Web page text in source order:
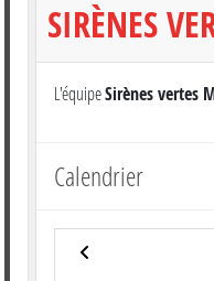
SIRÈNES
L'équipeSirènes vertes
Calendrier